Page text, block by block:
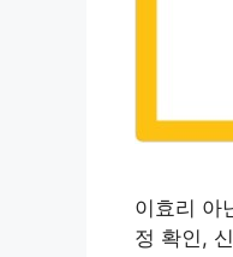
이효리 아
정 확인,